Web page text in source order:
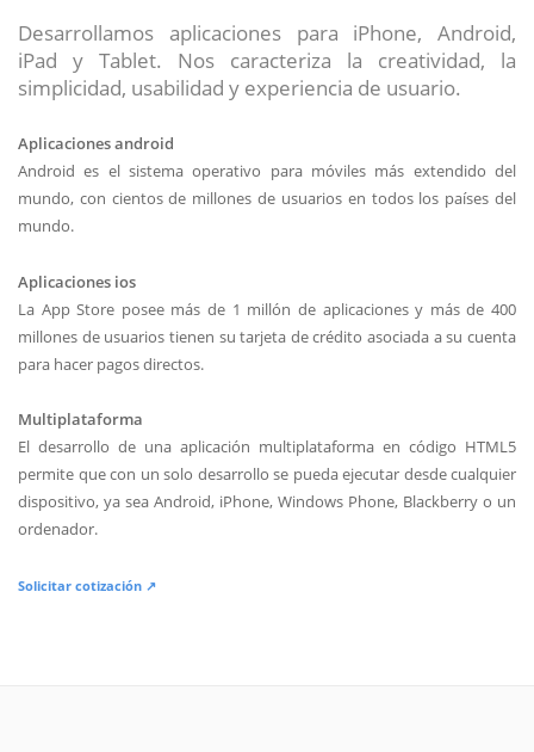
Desarrollamos aplicaciones para iPhone, Android,
iPad y Tablet. Nos caracteriza la creatividad, la
simplicidad, usabilidad y experiencia de usuario.
Aplicaciones android
Android es el sistema operativo para móviles más extendido del
mundo, con cientos de millones de usuarios en todos los países del
mundo.
Aplicaciones ios
La App Store posee más de 1 millón de aplicaciones y más de 400
millones de usuarios tienen su tarjeta de crédito asociada a su cuenta
para hacer pagos directos.
Multiplataforma
El desarrollo de una aplicación multiplataforma en código HTML5
permite que con un solo desarrollo se pueda ejecutar desde cualquier
dispositivo, ya sea Android, iPhone, Windows Phone, Blackberry o un
ordenador.
Solicitar cotización ↗